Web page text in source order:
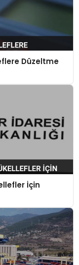
Düzeltme
İçin